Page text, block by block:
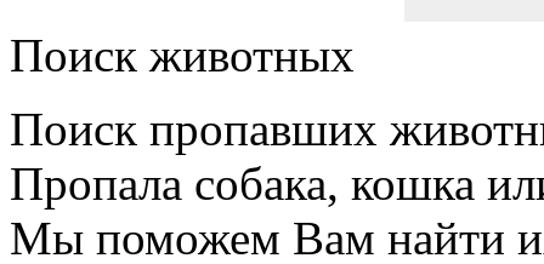
Поиск животных
Поиск пропавших
Пропала собака, кошка
Мы поможем Вам найти